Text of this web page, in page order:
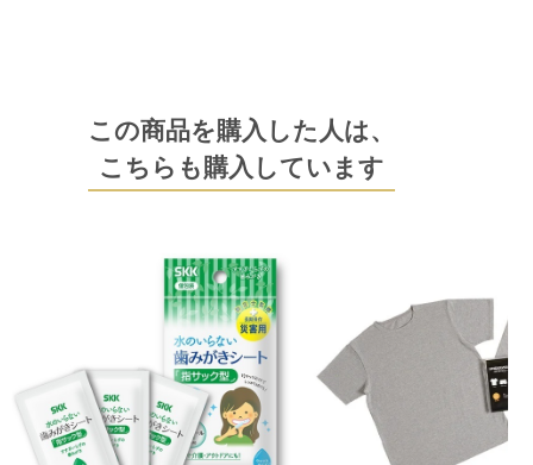
この商品を購入した人は、
こちらも購入しています